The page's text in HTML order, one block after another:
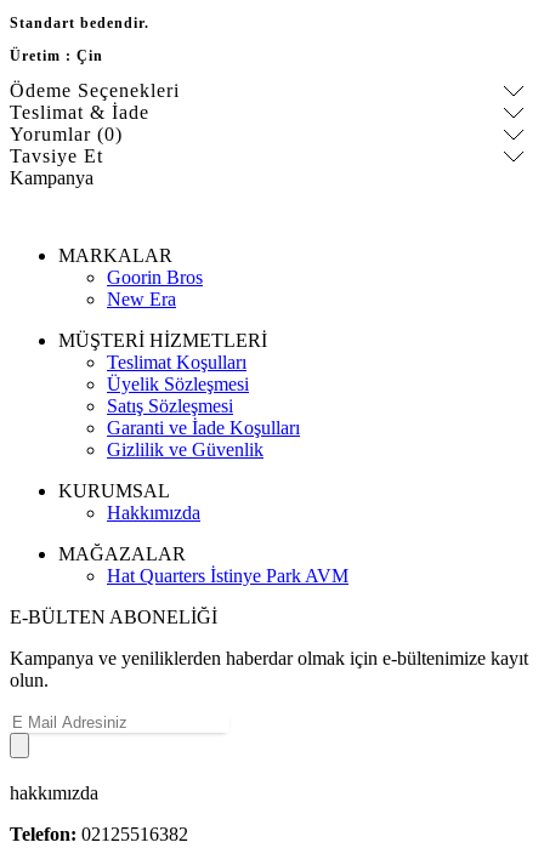
Standart bedendir.
Üretim : Çin
Ödeme Seçenekleri
Teslimat & İade
Yorumlar (0)
Tavsiye Et
Kampanya
MARKALAR
Goorin Bros
New Era
MÜŞTERİ HİZMETLERİ
Teslimat Koşulları
Üyelik Sözleşmesi
Satış Sözleşmesi
Garanti ve İade Koşulları
Gizlilik ve Güvenlik
KURUMSAL
Hakkımızda
MAĞAZALAR
Hat Quarters İstinye Park AVM
E-BÜLTEN ABONELİĞİ
Kampanya ve yeniliklerden haberdar olmak için e-bültenimize kayıt
olun.
hakkımızda
Telefon: 02125516382